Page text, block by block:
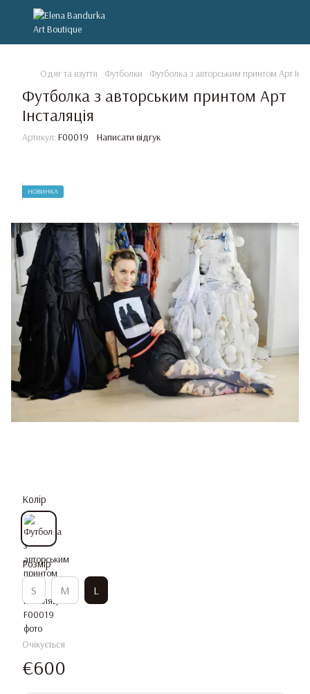
Одяг та взуття Футболки Футболка з авторським принтом Арт
Футболка з авторським принтом Арт
Інсталяція
Артикул: F00019 Написати відгук
НОВИНКА
Колір
Розмір
S M L
Очікується
€600